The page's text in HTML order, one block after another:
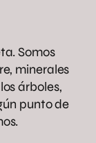
Somos
minerales
árboles,
punto de